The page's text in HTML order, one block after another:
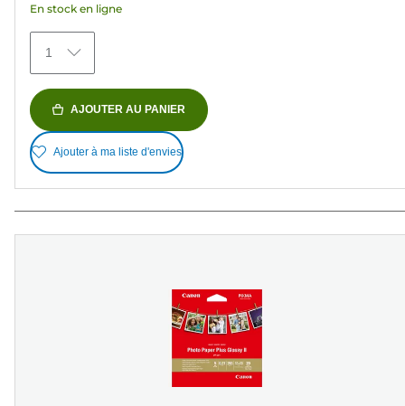
150
avis
En stock en ligne
1
AJOUTER AU PANIER
Ajouter à ma liste d'envies